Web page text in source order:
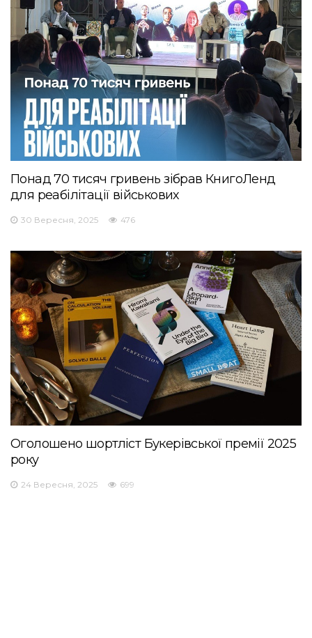
Понад 70 тисяч гривень зібрав КнигоЛенд
для реабілітації військових
30 Вересня, 2025 476
Оголошено шортліст Букерівської премії 2025
року
24 Вересня, 2025 699